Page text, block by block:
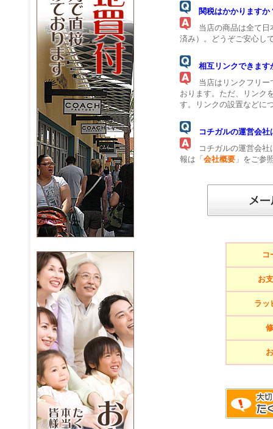
関税はかかりますか
当店の商品は全て日
済み）。どうぞご安心し
相互リンクできます
当店はリンクフリー
おります。ただ、リンク
す。リンクの設置などに
コチガルの運営会
コチガルの運営会社
報は「 会社概要 」をご参
コ
お
ラッ